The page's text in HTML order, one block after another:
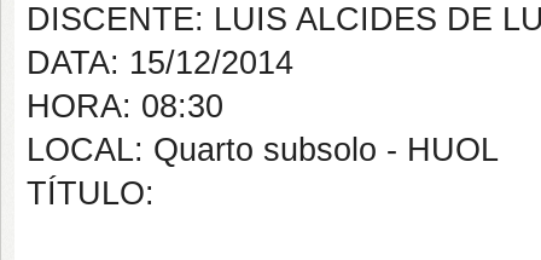
DISCENTE: LUIS ALCIDES DE
DATA: 15/12/2014
HORA: 08:30
LOCAL: Quarto subsolo - HUOL
TÍTULO: